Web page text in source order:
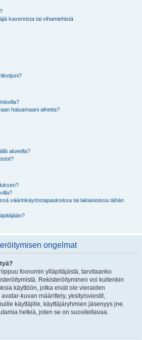
kavereista tai vihamiehistä
haluamaani aihetta?
alueella?
väärinkäytöstapauksissa tai lakiasioissa tähän
ongelmat
foorumin ylläpitäjästä, tarvitaanko
Rekisteröityminen voi kuitenkin
käyttöön, jotka eivät ole vieraiden
kuvan määrittely, yksityisviestit,
käyttäjille, käyttäjäryhmien jäsenyys jne.
hetkiä, joten se on suositeltavaa.